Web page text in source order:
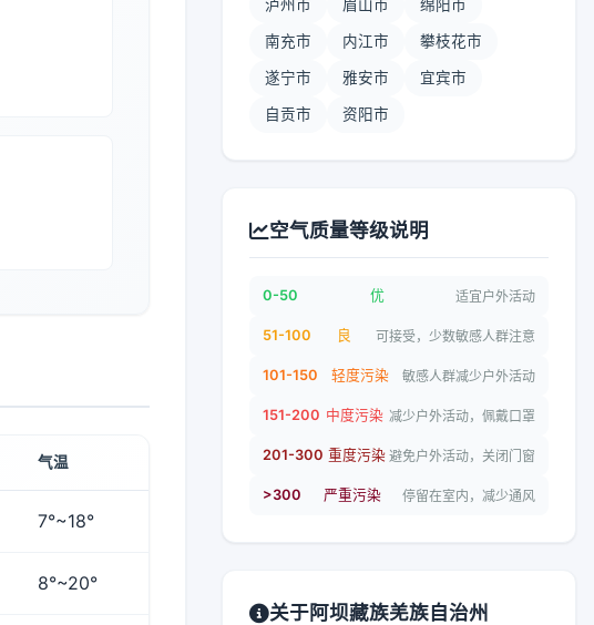
气温
7°~18°
8°~20°
泸州市 眉山市 绵阳市
南充市 内江市 攀枝花市
遂宁市 雅安市 宜宾市
自贡市 资阳市
空气质量等级说明
0-50 优 适宜户外活动
51-100 良 可接受，少数敏感人群注意
101-150 轻度污染 敏感人群减少户外活动
151-200 中度污染 减少户外活动，佩戴口罩
201-300 重度污染 避免户外活动，关闭门窗
>300 严重污染 停留在室内，减少通风
关于阿坝藏族羌族自治州